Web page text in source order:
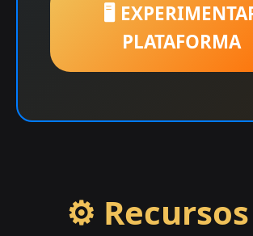
🖥️
PLATAFORMA
⚙️